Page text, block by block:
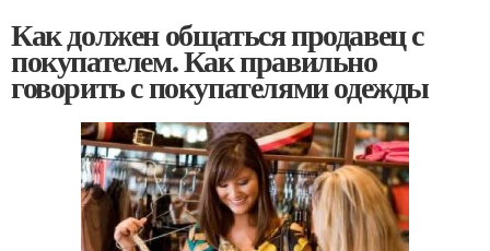
Как должен общаться продавец с
покупателем. Как правильно
говорить с покупателями одежды